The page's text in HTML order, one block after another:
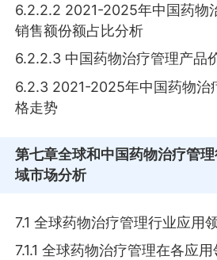
6.2.2.2 2021-2025年中国药物
销售额份额占比分析
6.2.2.3 中国药物治疗管理产品
6.2.3 2021-2025年中国药物治
格走势
第七章全球和中国药物治疗管
域市场分析
7.1 全球药物治疗管理行业应用
7.1.1 全球药物治疗管理在各应